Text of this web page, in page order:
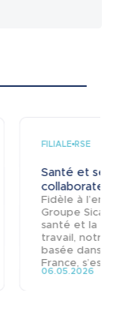
FILIALE RSE
Santé et sécurité
collaborateurs...
Fidèle à
Groupe Sicame
santé et la sécurité
travail, notre filiale
basée dans la
France, s’est...
06.05.2026